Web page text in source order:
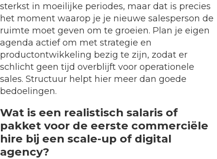
sterkst in moeilijke periodes, maar dat is precies
het moment waarop je je nieuwe salesperson de
ruimte moet geven om te groeien. Plan je eigen
agenda actief om met strategie en
productontwikkeling bezig te zijn, zodat er
schlicht geen tijd overblijft voor operationele
sales. Structuur helpt hier meer dan goede
bedoelingen.
Wat is een realistisch salaris of
pakket voor de eerste commerciële
hire bij een scale-up of digital
agency?